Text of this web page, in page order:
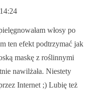
włosy po
ten efekt podtrzymać jak
maskę z roślinnymi
nawilżała. Niestety
Internet ;) Lubię też